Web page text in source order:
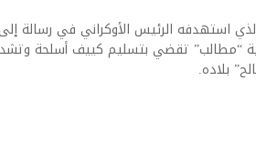
استهدفه الرئيس الأوكراني في رسالة
“مطالب” تقضي بتسليم كييف أسلحة
بلاده.